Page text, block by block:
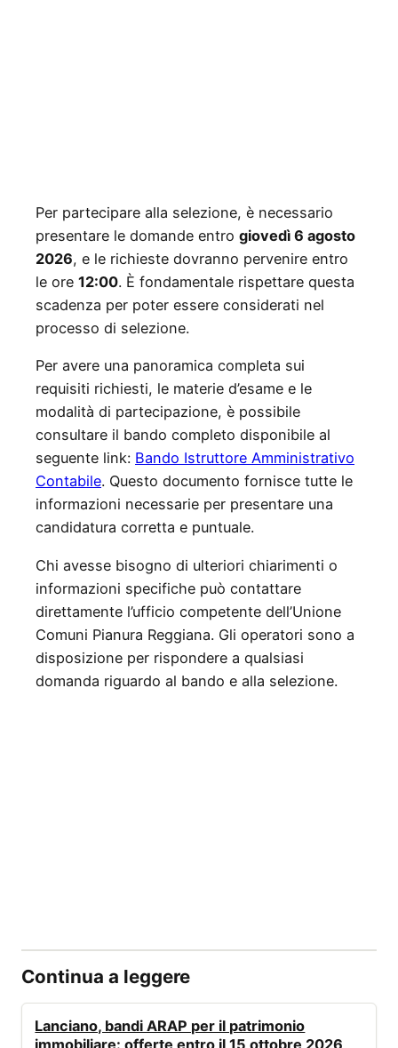
Per partecipare alla selezione, è necessario
presentare le domande entro giovedì 6 agosto
2026, e le richieste dovranno pervenire entro
le ore 12:00. È fondamentale rispettare questa
scadenza per poter essere considerati nel
processo di selezione.
Per avere una panoramica completa sui
requisiti richiesti, le materie d’esame e le
modalità di partecipazione, è possibile
consultare il bando completo disponibile al
seguente link: Bando Istruttore Amministrativo
Contabile. Questo documento fornisce tutte le
informazioni necessarie per presentare una
candidatura corretta e puntuale.
Chi avesse bisogno di ulteriori chiarimenti o
informazioni specifiche può contattare
direttamente l’ufficio competente dell’Unione
Comuni Pianura Reggiana. Gli operatori sono a
disposizione per rispondere a qualsiasi
domanda riguardo al bando e alla selezione.
Continua a leggere
Lanciano, bandi ARAP per il patrimonio
immobiliare: offerte entro il 15 ottobre 2026